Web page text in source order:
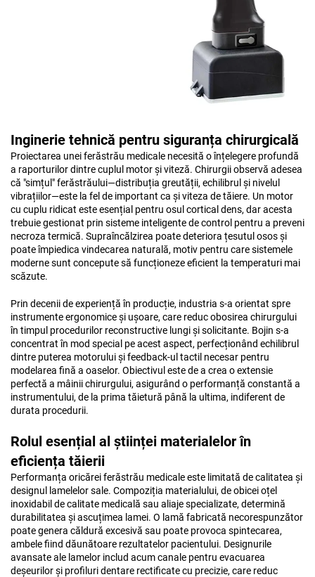
Inginerie tehnică pentru siguranța chirurgicală
Proiectarea unei ferăstrău medicale necesită o înțelegere profundă
a raporturilor dintre cuplul motor și viteză. Chirurgii observă adesea
că "simțul" ferăstrăului—distribuția greutății, echilibrul și nivelul
vibrațiilor—este la fel de important ca și viteza de tăiere. Un motor
cu cuplu ridicat este esențial pentru osul cortical dens, dar acesta
trebuie gestionat prin sisteme inteligente de control pentru a preveni
necroza termică. Supraîncălzirea poate deteriora țesutul osos și
poate împiedica vindecarea naturală, motiv pentru care sistemele
moderne sunt concepute să funcționeze eficient la temperaturi mai
scăzute.
Prin decenii de experiență în producție, industria s-a orientat spre
instrumente ergonomice și ușoare, care reduc obosirea chirurgului
în timpul procedurilor reconstructive lungi și solicitante. Bojin s-a
concentrat în mod special pe acest aspect, perfecționând echilibrul
dintre puterea motorului și feedback-ul tactil necesar pentru
modelarea fină a oaselor. Obiectivul este de a crea o extensie
perfectă a mâinii chirurgului, asigurând o performanță constantă a
instrumentului, de la prima tăietură până la ultima, indiferent de
durata procedurii.
Rolul esențial al științei materialelor în
eficiența tăierii
Performanța oricărei ferăstrău medicale este limitată de calitatea și
designul lamelelor sale. Compoziția materialului, de obicei oțel
inoxidabil de calitate medicală sau aliaje specializate, determină
durabilitatea și ascuțimea lamei. O lamă fabricată necorespunzător
poate genera căldură excesivă sau poate provoca spintecarea,
ambele fiind dăunătoare rezultatelor pacientului. Designurile
avansate ale lamelor includ acum canale pentru evacuarea
deșeurilor și profiluri dentare rectificate cu precizie, care reduc